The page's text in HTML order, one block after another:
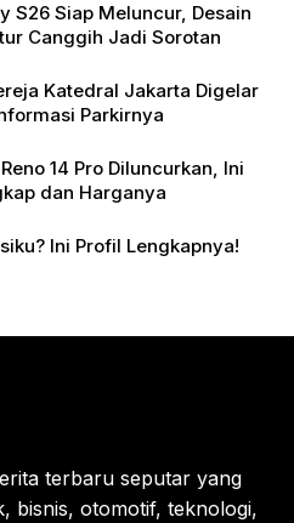
S26 Siap Meluncur, Desain
Canggih Jadi Sorotan
Katedral Jakarta Digelar
Parkirnya
14 Pro Diluncurkan, Ini
dan Harganya
Ini Profil Lengkapnya!
terbaru seputar yang
bisnis, otomotif, teknologi,